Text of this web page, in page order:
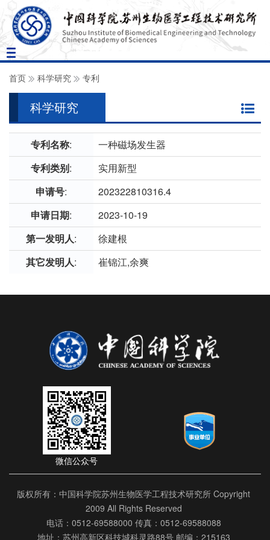
Toggle
navigation
首页 科学研究 专利
科学研究
专利名称:
一种磁场发生器
专利类别:
实用新型
申请号:
202322810316.4
申请日期:
2023-10-19
第一发明人:
徐建根
其它发明人: 崔锦江,余爽
微信公众号
版权所有：中国科学院苏州生物医学工程技术研究所 Copyright
2009 All Rights Reserved
电话：0512-69588000 传真：0512-69588088
地址：苏州高新区科技城科灵路88号 邮编：215163